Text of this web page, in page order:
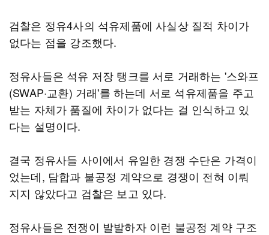
검찰은 정유4사의 석유제품에 사실상 질적 차이가
없다는 점을 강조했다.
정유사들은 석유 저장 탱크를 서로 거래하는 '스와프
(SWAP·교환) 거래'를 하는데 서로 석유제품을 주고
받는 자체가 품질에 차이가 없다는 걸 인식하고 있
다는 설명이다.
결국 정유사들 사이에서 유일한 경쟁 수단은 가격이
었는데, 담합과 불공정 계약으로 경쟁이 전혀 이뤄
지지 않았다고 검찰은 보고 있다.
정유사들은 전쟁이 발발하자 이런 불공정 계약 구조